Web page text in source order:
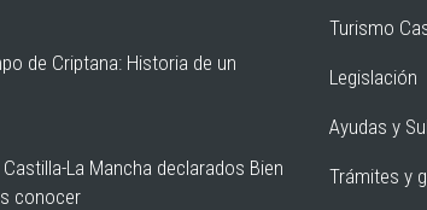
de Criptana: Historia de un
La Mancha declarados Bien
conocer
Turismo
Legislación
Ayudas y
Trámites y